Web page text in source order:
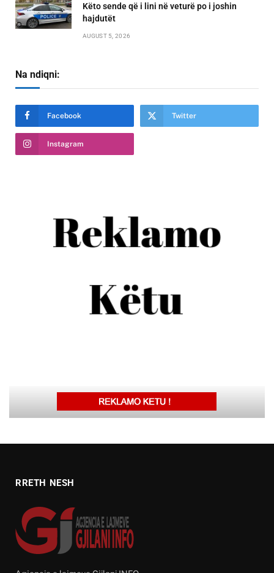
Këto sende që i lini në veturë po i joshin
hajdutët
AUGUST 5, 2026
Na ndiqni:
Facebook Twitter
Instagram
RRETH NESH